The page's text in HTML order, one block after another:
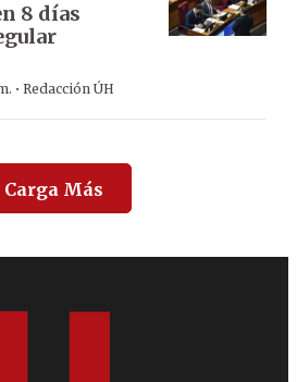
8 días
· Redacción ÚH
Carga Más